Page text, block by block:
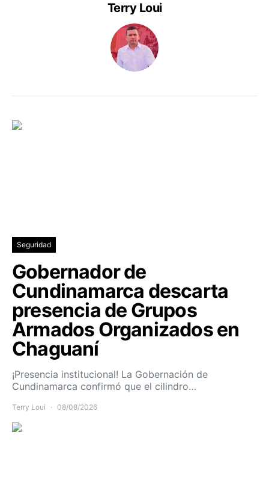
Terry Loui
Seguridad
Gobernador de
Cundinamarca descarta
presencia de Grupos
Armados Organizados en
Chaguaní
¡Presencia institucional! La Gobernación de
Cundinamarca confirmó que el cilindro…
Terry Loui 08/08/2026